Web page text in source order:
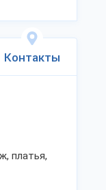
Контакты
платья,